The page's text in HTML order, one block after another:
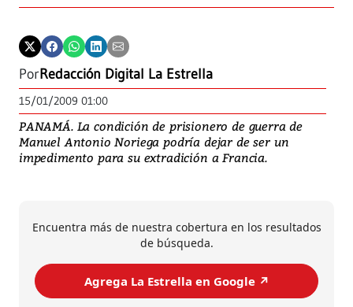
PorRedacción Digital La Estrella
15/01/2009 01:00
PANAMÁ. La condición de prisionero de guerra de
Manuel Antonio Noriega podría dejar de ser un
impedimento para su extradición a Francia.
Encuentra más de nuestra cobertura en los resultados
de búsqueda.
Agrega La Estrella en Google ↗️